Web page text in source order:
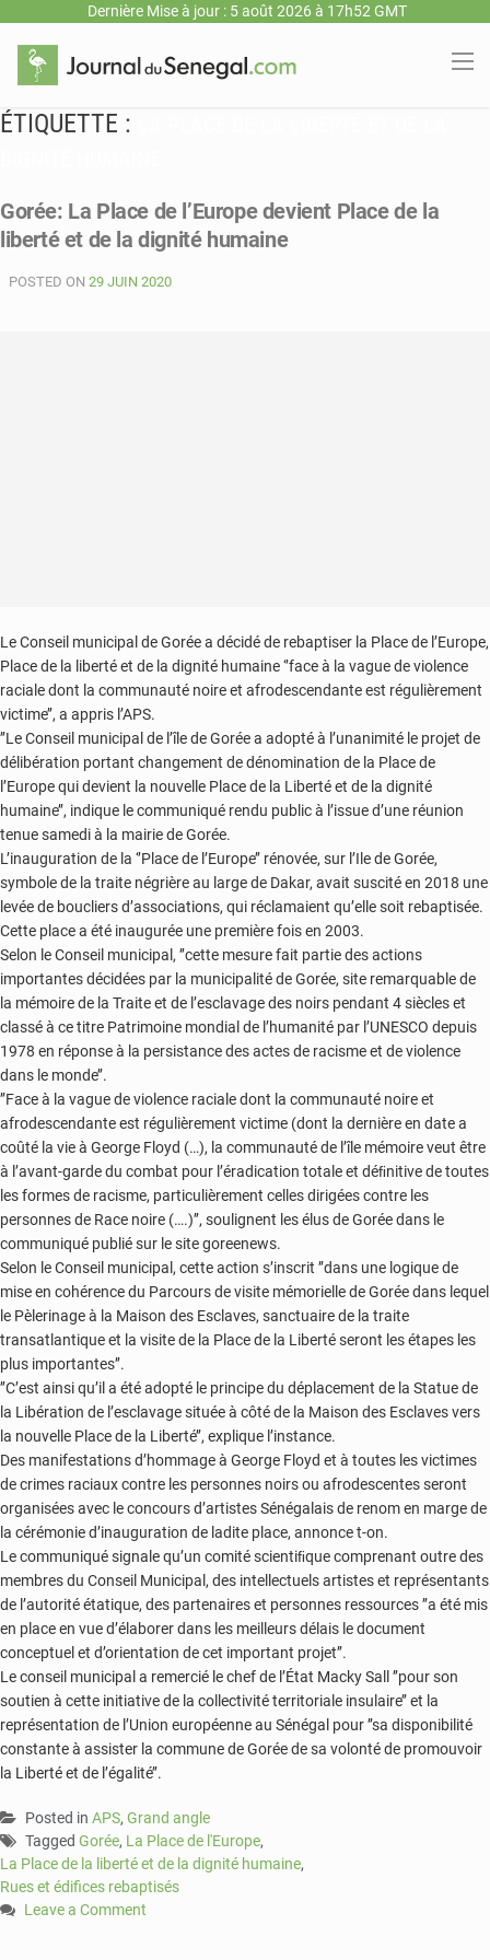
Dernière Mise à jour : 5 août 2026 à 17h52 GMT
ÉTIQUETTE :
Gorée: La Place de l’Europe devient Place de la
liberté et de la dignité humaine
POSTED ON 29 JUIN 2020
Le Conseil municipal de Gorée a décidé de rebaptiser la Place de l’Europe,
Place de la liberté et de la dignité humaine ‘’face à la vague de violence
raciale dont la communauté noire et afrodescendante est régulièrement
victime’’, a appris l’APS.
’’Le Conseil municipal de l’île de Gorée a adopté à l’unanimité le projet de
délibération portant changement de dénomination de la Place de
l’Europe qui devient la nouvelle Place de la Liberté et de la dignité
humaine’’, indique le communiqué rendu public à l’issue d’une réunion
tenue samedi à la mairie de Gorée.
L’inauguration de la ‘’Place de l’Europe’’ rénovée, sur l’Ile de Gorée,
symbole de la traite négrière au large de Dakar, avait suscité en 2018 une
levée de boucliers d’associations, qui réclamaient qu’elle soit rebaptisée.
Cette place a été inaugurée une première fois en 2003.
Selon le Conseil municipal, ’’cette mesure fait partie des actions
importantes décidées par la municipalité de Gorée, site remarquable de
la mémoire de la Traite et de l’esclavage des noirs pendant 4 siècles et
classé à ce titre Patrimoine mondial de l’humanité par l’UNESCO depuis
1978 en réponse à la persistance des actes de racisme et de violence
dans le monde’’.
’’Face à la vague de violence raciale dont la communauté noire et
afrodescendante est régulièrement victime (dont la dernière en date a
coûté la vie à George Floyd (…), la communauté de l’île mémoire veut être
à l’avant-garde du combat pour l’éradication totale et déﬁnitive de toutes
les formes de racisme, particulièrement celles dirigées contre les
personnes de Race noire (….)’’, soulignent les élus de Gorée dans le
communiqué publié sur le site goreenews.
Selon le Conseil municipal, cette action s’inscrit ’’dans une logique de
mise en cohérence du Parcours de visite mémorielle de Gorée dans lequel
le Pèlerinage à la Maison des Esclaves, sanctuaire de la traite
transatlantique et la visite de la Place de la Liberté seront les étapes les
plus importantes’’.
’’C’est ainsi qu’il a été adopté le principe du déplacement de la Statue de
la Libération de l’esclavage située à côté de la Maison des Esclaves vers
la nouvelle Place de la Liberté’’, explique l’instance.
Des manifestations d’hommage à George Floyd et à toutes les victimes
de crimes raciaux contre les personnes noirs ou afrodescentes seront
organisées avec le concours d’artistes Sénégalais de renom en marge de
la cérémonie d’inauguration de ladite place, annonce t-on.
Le communiqué signale qu’un comité scientiﬁque comprenant outre des
membres du Conseil Municipal, des intellectuels artistes et représentants
de l’autorité étatique, des partenaires et personnes ressources ’’a été mis
en place en vue d’élaborer dans les meilleurs délais le document
conceptuel et d’orientation de cet important projet’’.
Le conseil municipal a remercié le chef de l’État Macky Sall ’’pour son
soutien à cette initiative de la collectivité territoriale insulaire’’ et la
représentation de l’Union européenne au Sénégal pour ’’sa disponibilité
constante à assister la commune de Gorée de sa volonté de promouvoir
la Liberté et de l’égalité’’.
Posted in APS, Grand angle
Tagged Gorée, La Place de l'Europe,
La Place de la liberté et de la dignité humaine,
Rues et édifices rebaptisés
Leave a Comment